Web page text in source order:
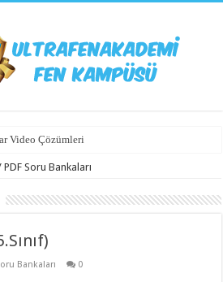
Video Çözümleri
PDF Soru Bankaları
Bankaları 0